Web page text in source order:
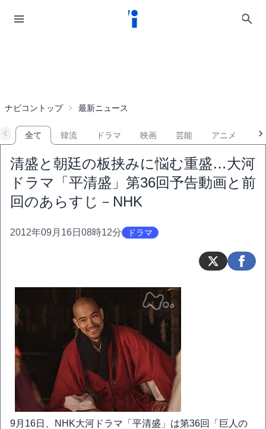
ナビコントップ 最新ニュース
全て 韓流 ドラマ 映画 芸能 アニメ
清盛と朝廷の板挟みに悩む重盛…大河
ドラマ「平清盛」第36回予告動画と前
回のあらすじ－NHK
2012年09月16日08時12分 ドラマ
9月16日、NHK大河ドラマ「平清盛」は第36回「巨人の